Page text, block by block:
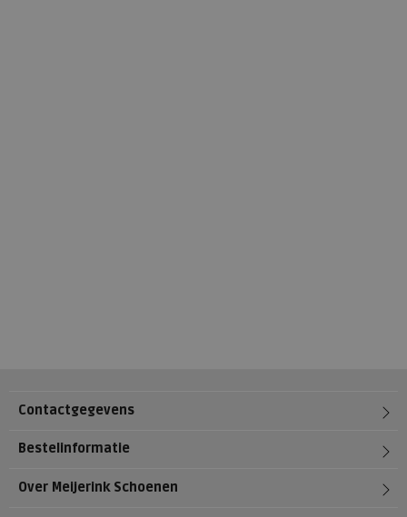
Contactgegevens
Bestelinformatie
Over Meijerink Schoenen